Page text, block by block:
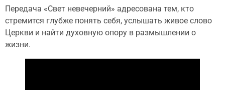
Передача «Свет невечерний» адресована тем, кто
стремится глубже понять себя, услышать живое слово
Церкви и найти духовную опору в размышлении о
жизни.